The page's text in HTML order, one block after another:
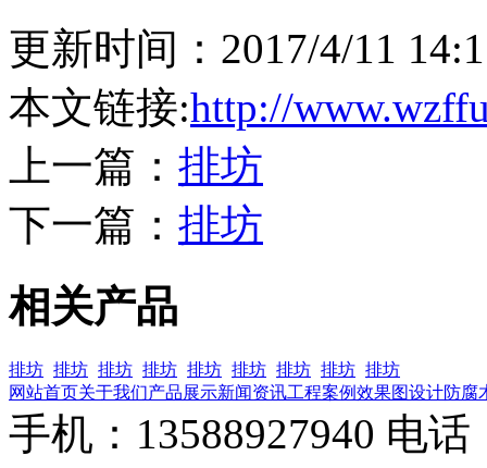
更新时间：2017/4/11
本文链接:http://
上一篇： 排坊
下一篇： 排坊
相关产品
排坊 排坊 排坊 排坊 排坊 排坊 排坊 排坊 排坊
网站首页关于我们产品展示新闻资讯工程案例效果图设计防腐
手机：13588927940 电话